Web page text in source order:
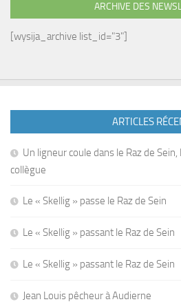
ARCHIVE DES
[wysija_archive list_id="3"]
ARTICLES
Un ligneur coule dans le Raz de
collègue
Le « Skellig » passe le Raz de Sein
Le « Skellig » passant le Raz de Sein
Le « Skellig » passant le Raz de Sein
Jean Louis pêcheur à Audierne